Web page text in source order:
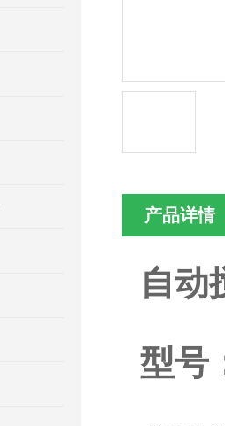
产品详情
自动
型号